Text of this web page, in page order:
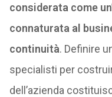
considerata come
connaturata al
continuità. Definire
specialisti per
dell’azienda